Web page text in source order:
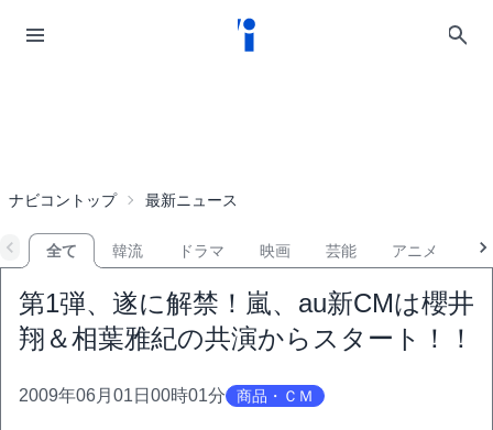
ナビコントップ 最新ニュース
全て 韓流 ドラマ 映画 芸能 アニメ
第1弾、遂に解禁！嵐、au新CMは櫻井
翔＆相葉雅紀の共演からスタート！！
2009年06月01日00時01分 商品・ＣＭ